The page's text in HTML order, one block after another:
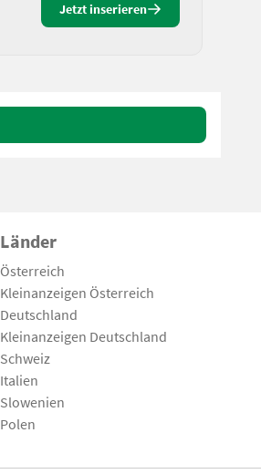
Jetzt inserieren
Länder
Österreich
Kleinanzeigen Österreich
Deutschland
Kleinanzeigen Deutschland
Schweiz
Italien
Slowenien
Polen